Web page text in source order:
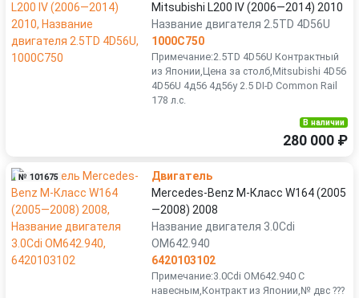
Mitsubishi L200 IV (2006—2014) 2010
Название двигателя 2.5TD 4D56U
1000C750
Примечание:2.5TD 4D56U Контрактный
из Японии,Цена за столб,Mitsubishi 4D56
4D56U 4д56 4д56у 2.5 DI-D Common Rail
178 л.с.
В наличии
280 000 ₽
№ 101675
Двигатель
Mercedes-Benz M-Класс W164 (2005
—2008) 2008
Название двигателя 3.0Cdi
OM642.940
6420103102
Примечание:3.0Cdi OM642.940 С
навесным,Контракт из Японии,№ двс ???